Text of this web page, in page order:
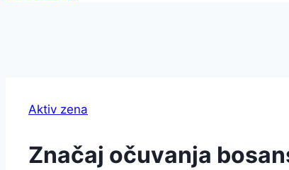
Aktiv zena
Značaj očuvanja